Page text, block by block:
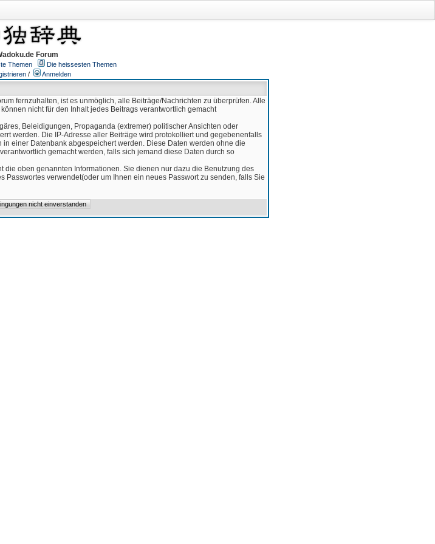
Forum
Themen
Die heissesten Themen
/ Anmelden
fernzuhalten, ist es unmöglich, alle Beiträge/Nachrichten zu überprüfen. Alle
nicht für den Inhalt jedes Beitrags verantwortlich gemacht
Beleidigungen, Propaganda (extremer) politischer Ansichten oder
werden. Die IP-Adresse aller Beiträge wird protokolliert und gegebenenfalls
einer Datenbank abgespeichert werden. Diese Daten werden ohne die
gemacht werden, falls sich jemand diese Daten durch so
oben genannten Informationen. Sie dienen nur dazu die Benutzung des
verwendet(oder um Ihnen ein neues Passwort zu senden, falls Sie